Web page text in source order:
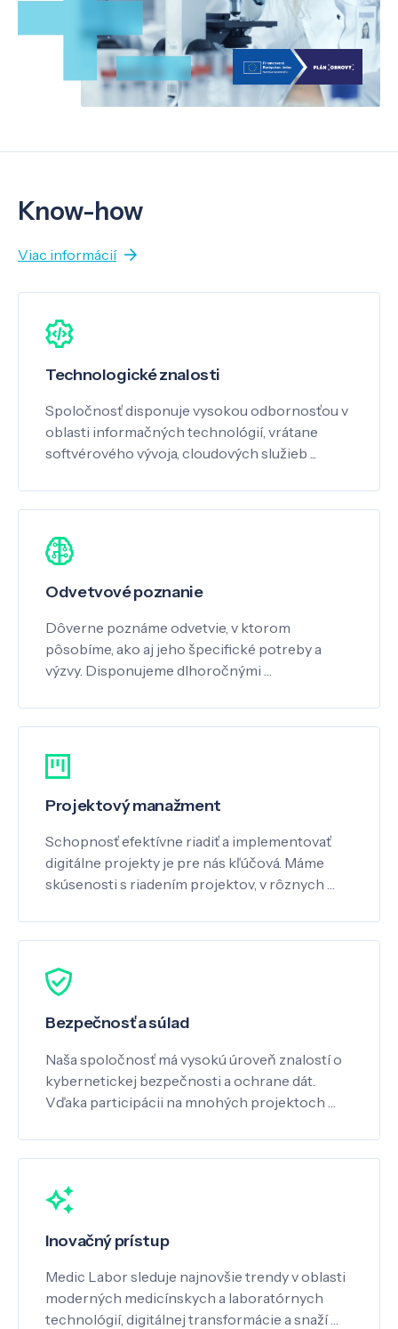
Know-how
Viac informácií
Technologické znalosti
Spoločnosť disponuje vysokou odbornosťou v
oblasti informačných technológií, vrátane
softvérového vývoja, cloudových služieb ...
Odvetvové poznanie
Dôverne poznáme odvetvie, v ktorom
pôsobíme, ako aj jeho špecifické potreby a
výzvy. Disponujeme dlhoročnými …
Projektový manažment
Schopnosť efektívne riadiť a implementovať
digitálne projekty je pre nás kľúčová. Máme
skúsenosti s riadením projektov, v rôznych …
Bezpečnosť a súlad
Naša spoločnosť má vysokú úroveň znalostí o
kybernetickej bezpečnosti a ochrane dát.
Vďaka participácii na mnohých projektoch …
Inovačný prístup
Medic Labor sleduje najnovšie trendy v oblasti
moderných medicínskych a laboratórnych
technológií, digitálnej transformácie a snaží …